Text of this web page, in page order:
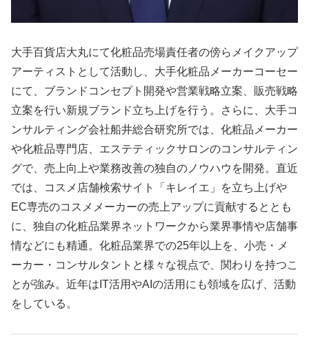
大手百貨店大丸にて化粧品売場責任者の傍らメイクアップ
アーティストとして活動し、大手化粧品メーカーコーセー
にて、ブランドコンセプト開発や営業戦略立案、販売戦略
立案を行い新規ブランド立ち上げを行う。さらに、大手コ
ンサルティング会社船井総合研究所では、化粧品メーカー
や化粧品専門店、エステティックサロンのコンサルティン
グで、売上向上や業務改善の独自のノウハウを開発。直近
では、コスメ店舗検索サイト「キレイエ」を立ち上げや
EC専売のコスメメーカーの売上アップに貢献するととも
に、独自の化粧品業界ネットワークから業界事情や店舗事
情などにも精通。化粧品業界での25年以上を、小売・メ
ーカー・コンサルタントと様々な視点で、関わりを持つこ
とが強み。近年はIT活用やAIの活用にも領域を広げ、活動
をしている。